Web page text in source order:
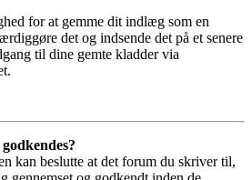
for at gemme dit indlæg som en
det og indsende det på et senere
til dine gemte kladder via
kan beslutte at det forum du skriver til,